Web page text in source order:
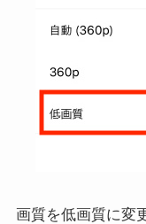
画質を低画質に変